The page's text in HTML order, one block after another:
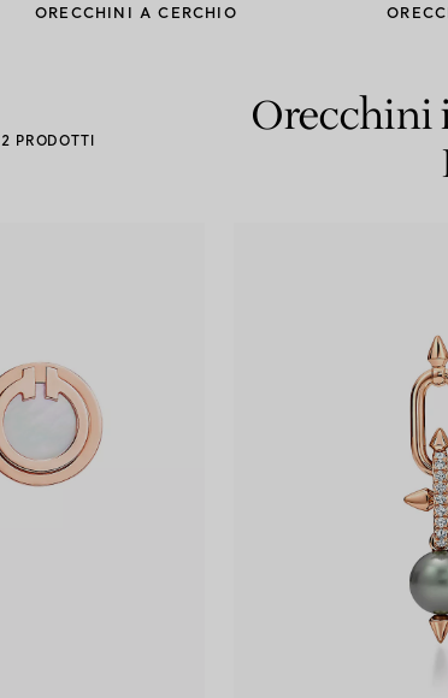
con un esperto di diamanti
ORECCHINI A CERCHIO
2 PRODOTTI
Orecchini